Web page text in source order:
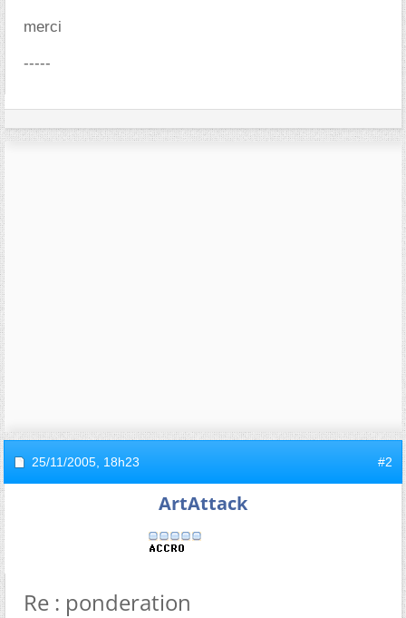
merci
-----
25/11/2005, 18h23 #2
ArtAttack
Re : ponderation